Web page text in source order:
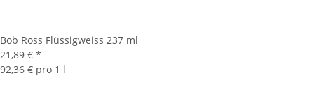
Bob Ross Flüssigweiss 237 ml
21,89 € *
92,36 € pro 1 l